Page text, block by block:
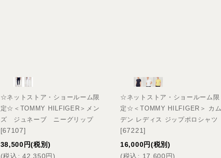
☆ネットストア・ショールーム限
定☆＜TOMMY HILFIGER＞メン
ズ ジュネーブ ニーグリップ
[67107]
38,500 円(税別)
(税込 : 42,350円)
☆ネットストア・ショールーム限
定☆＜TOMMY HILFIGER＞ カ
デン レディス ジップポロシャツ
[67221]
16,000円(税別)
(税込 : 17,600円)